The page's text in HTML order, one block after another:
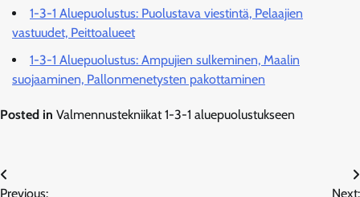
1-3-1 Aluepuolustus: Puolustava viestintä, Pelaajien
vastuudet, Peittoalueet
1-3-1 Aluepuolustus: Ampujien sulkeminen, Maalin
suojaaminen, Pallonmenetysten pakottaminen
Posted in Valmennustekniikat 1-3-1 aluepuolustukseen
Post
Previous:
Next: